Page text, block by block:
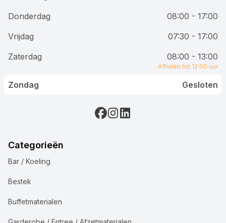
Donderdag
08:00 - 17:00
Vrijdag
07:30 - 17:00
Zaterdag
08:00 - 13:00
Afhalen tot 12:00 uur
Zondag Gesloten
Categorieën
Bar / Koeling
Bestek
Buffetmaterialen